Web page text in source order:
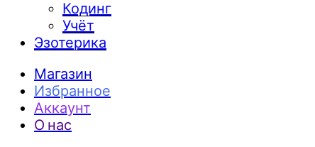
Кодинг
Учёт
Эзотерика
Магазин
Избранное
Аккаунт
О нас